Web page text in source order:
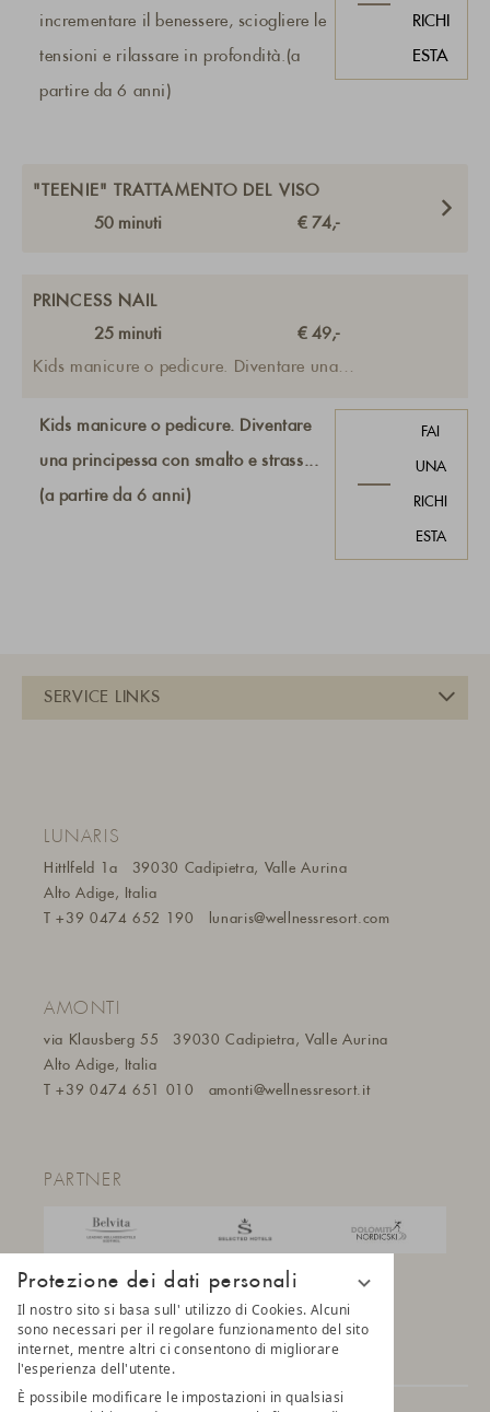
Protezione dei dati personali
Il nostro sito si basa sull' utilizzo di Cookies. Alcuni
sono necessari per il regolare funzionamento del sito
internet, mentre altri ci consentono di migliorare
l'esperienza dell'utente.
È possibile modificare le impostazioni in qualsiasi
incrementare il benessere, sciogliere le
tensioni e rilassare in profondità.(a
partire da 6 anni)
RICHI
ESTA
"TEENIE" TRATTAMENTO DEL VISO
50 minuti € 74,-
PRINCESS NAIL
25 minuti
€ 49,-
Kids manicure o pedicure. Diventare una
anni)
Kids manicure o pedicure. Diventare
una principessa con smalto e strass...
(a partire da 6 anni)
FAI
UNA
RICHI
ESTA
AMONTI
via Klausberg 55
39030 Cadipietra, Valle Aurina
Alto Adige, Italia
T+39 0474 651 010 amonti@wellnessresort.it
LUNARIS
Hittlfeld 1a
39030 Cadipietra, Valle Aurina
Alto Adige, Italia
T+39 0474 652 190 lunaris@wellnessresort. com
PARTNER